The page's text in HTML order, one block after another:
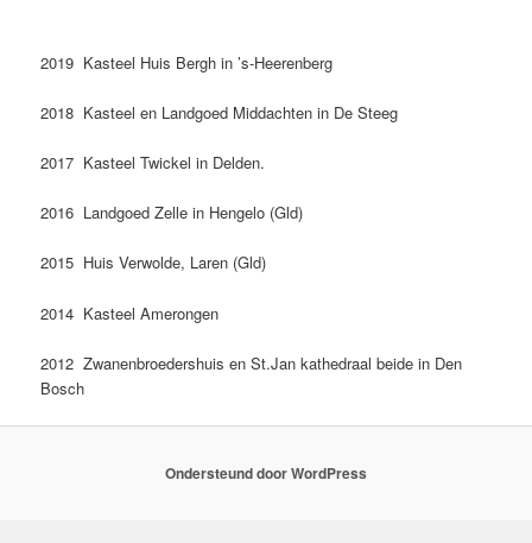
2019 Kasteel Huis Bergh in ’s-Heerenberg
2018 Kasteel en Landgoed Middachten in De Steeg
2017 Kasteel Twickel in Delden.
2016 Landgoed Zelle in Hengelo (Gld)
2015 Huis Verwolde, Laren (Gld)
2014 Kasteel Amerongen
2012 Zwanenbroedershuis en St.Jan kathedraal beide in Den
Bosch
Ondersteund door WordPress